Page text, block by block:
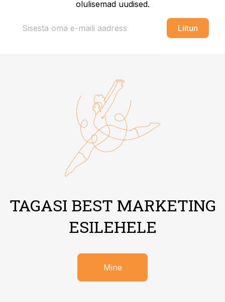
olulisemad uudised.
Liitun
TAGASI BEST MARKETING
ESILEHELE
Mine